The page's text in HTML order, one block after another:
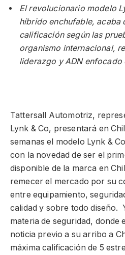
El revolucionario modelo
híbrido enchufable, acaba
calificación según las
organismo internacional,
liderazgo y ADN enfocado
Tattersall Automotriz,
Lynk & Co, presentará en
semanas el modelo Lynk &
con la novedad de ser el
disponible de la marca en
remecer el mercado por su
entre equipamiento,
calidad y sobre todo diseño.
materia de seguridad, donde
noticia previo a su arribo a
máxima calificación de 5